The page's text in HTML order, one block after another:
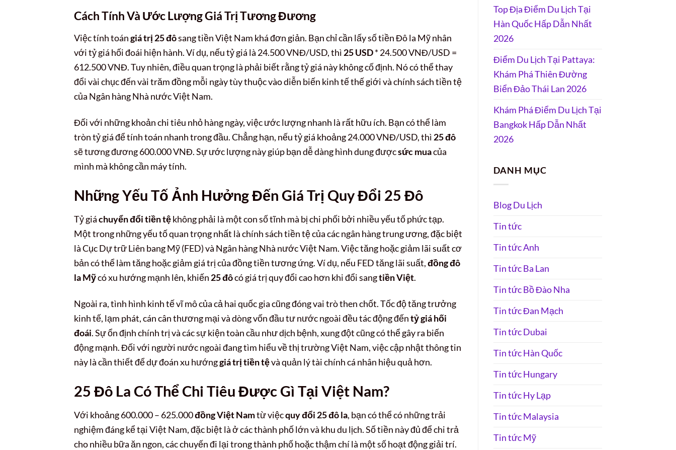
Cách Tính Và Ước Lượng Giá Trị Tương Đương
Việc tính toángiá trị 25 đôsang tiền Việt Nam khá đơn giản. Bạn chỉ cần lấy số tiền Đô la Mỹ nhân
với tỷ giá hối đoái hiện hành. Ví dụ, nếu tỷ giá là 24.500 VNĐ/USD, thì 25 USD* 24.500 VNĐ/USD =
612.500 VNĐ. Tuy nhiên, điều quan trọng là phải biết rằng tỷ giá này không cố định. Nó có thể thay
đổi vài chục đến vài trăm đồng mỗi ngày tùy thuộc vào diễn biến kinh tế thế giới và chính sách tiền tệ
của Ngân hàng Nhà nước Việt Nam.
Đối với những khoản chi tiêu nhỏ hàng ngày, việc ước lượng nhanh là rất hữu ích. Bạn có thể làm
tròn tỷ giá để tính toán nhanh trong đầu. Chẳng hạn, nếu tỷ giá khoảng 24.000 VNĐ/USD, thì 25 đô
sẽ tương đương 600.000 VNĐ. Sự ước lượng này giúp bạn dễ dàng hình dung đượcsức muacủa
mình mà không cần máy tính.
Những Yếu Tố Ảnh Hưởng Đến Giá Trị Quy Đổi 25 Đô
Tỷ giáchuyển đổi tiền tệkhông phải là một con số tĩnh mà bị chi phối bởi nhiều yếu tố phức tạp.
Một trong những yếu tố quan trọng nhất là chính sách tiền tệ của các ngân hàng trung ương, đặc biệt
là Cục Dự trữ Liên bang Mỹ (FED) và Ngân hàng Nhà nước Việt Nam. Việc tăng hoặc giảm lãi suất cơ
bản có thể làm tăng hoặc giảm giá trị của đồng tiền tương ứng. Ví dụ, nếu FED tăng lãi suất,đồng đô
la Mỹcó xu hướng mạnh lên, khiến 25 đôcó giá trị quy đổi cao hơn khi đổi sangtiền Việt.
Ngoài ra, tình hình kinh tế vĩ mô của cả hai quốc gia cũng đóng vai trò then chốt. Tốc độ tăng trưởng
kinh tế, lạm phát, cán cân thương mại và dòng vốn đầu tư nước ngoài đều tác động đếntỷ giá hối
đoái. Sự ổn định chính trị và các sự kiện toàn cầu như dịch bệnh, xung đột cũng có thể gây ra biến
động mạnh. Đối với người nước ngoài đang tìm hiểu về thị trường Việt Nam, việc cập nhật thông tin
này là cần thiết để dự đoán xu hướnggiá trị tiền tệvà quản lý tài chính cá nhân hiệu quả hơn.
25 Đô La Có Thể Chi Tiêu Được Gì Tại Việt Nam?
Với khoảng 600.000 – 625.000đồng Việt Namtừ việcquy đổi 25 đô la, bạn có thể có những trải
nghiệm đáng kể tại Việt Nam, đặc biệt là ở các thành phố lớn và khu du lịch. Số tiền này đủ để chi trả
cho nhiều bữa ăn ngon, các chuyến đi lại trong thành phố hoặc thậm chí là một số hoạt động giải trí.
Top Địa Điểm Du Lịch Tại
Hàn Quốc Hấp Dẫn Nhất
2026
Điểm Du Lịch Tại Pattaya:
Khám Phá Thiên Đường
Biển Đảo Thái Lan 2026
Khám Phá Điểm Du Lịch Tại
Bangkok Hấp Dẫn Nhất
2026
DANH MỤC
Blog Du Lịch
Tin tức
Tin tức Anh
Tin tức Ba Lan
Tin tức Bồ Đào Nha
Tin tức Đan Mạch
Tin tức Dubai
Tin tức Hàn Quốc
Tin tức Hungary
Tin tức Hy Lạp
Tin tức Malaysia
Tin tức Mỹ